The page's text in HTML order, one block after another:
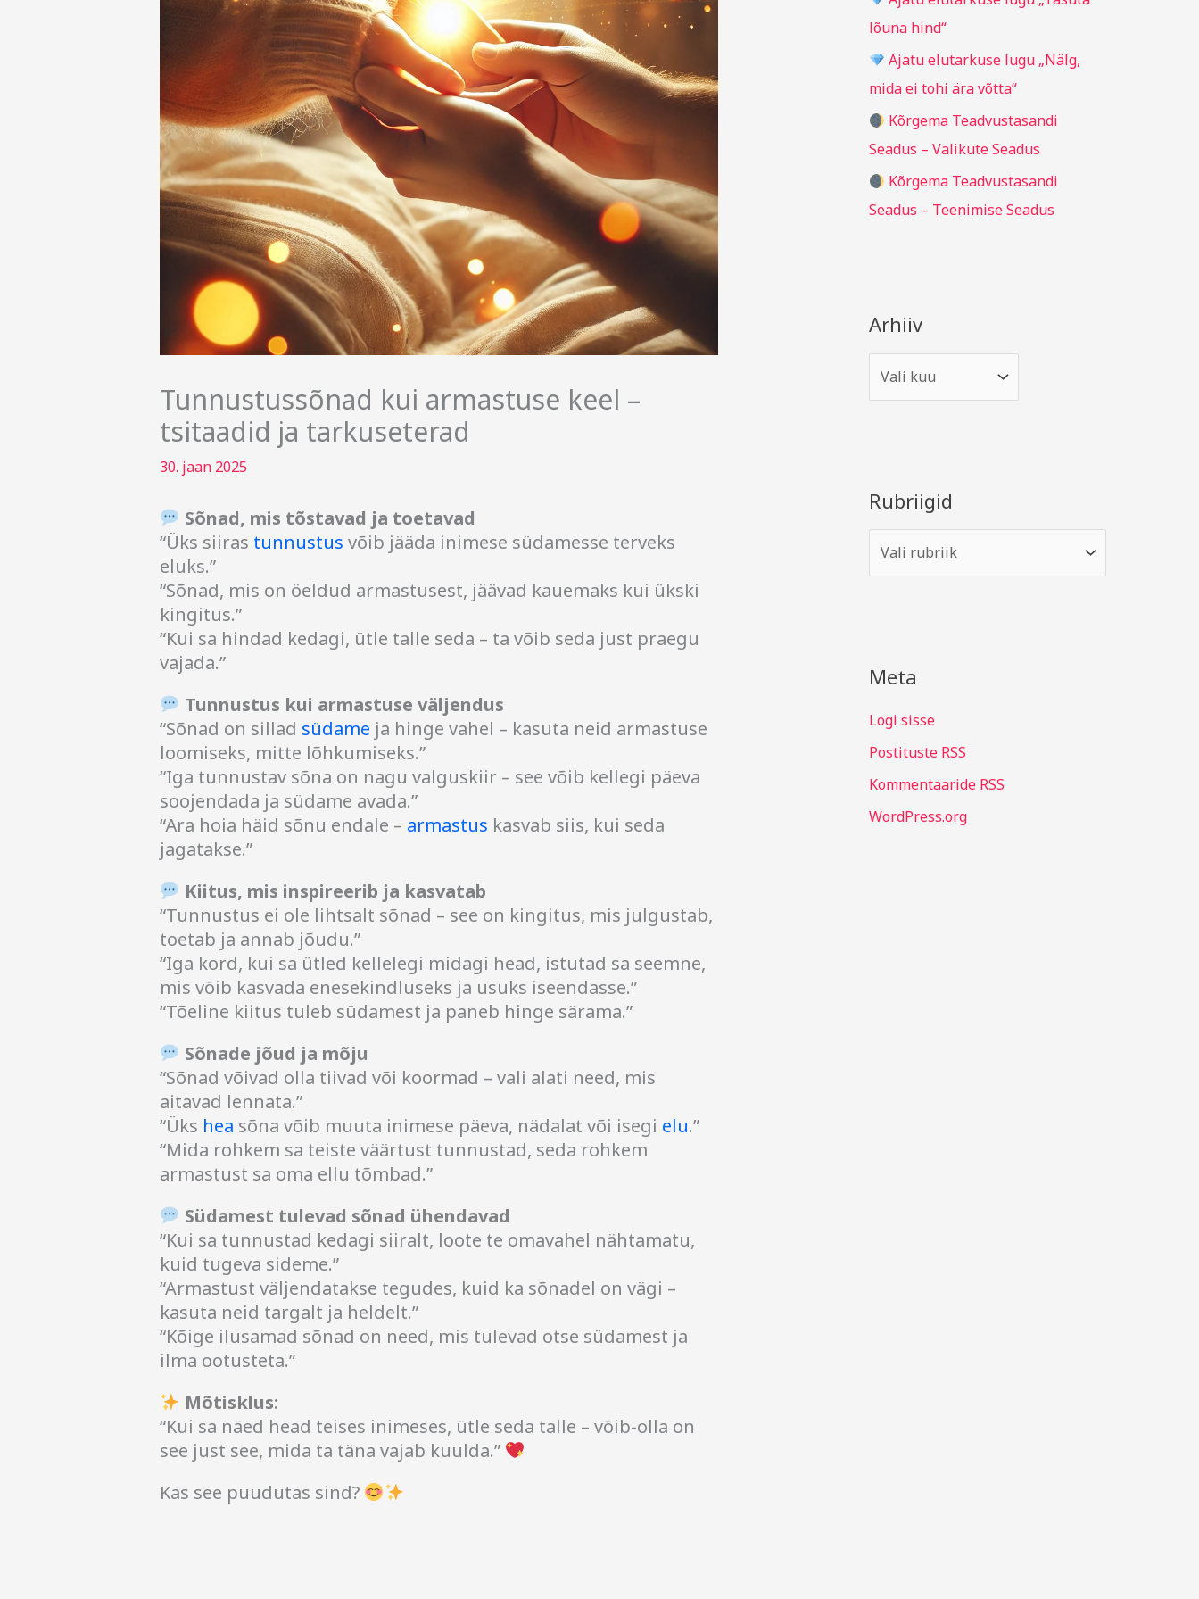
Tunnustussõnad kui armastuse keel –
tsitaadid ja tarkuseterad
30. jaan 2025
Sõnad, mis tõstavad ja toetavad
“Üks siiras tunnustus võib jääda inimese südamesse terveks
eluks.”
“Sõnad, mis on öeldud armastusest, jäävad kauemaks kui ükski
kingitus.”
“Kui sa hindad kedagi, ütle talle seda – ta võib seda just praegu
vajada.”
Tunnustus kui armastuse väljendus
“Sõnad on sillad südame ja hinge vahel – kasuta neid armastuse
loomiseks, mitte lõhkumiseks.”
“Iga tunnustav sõna on nagu valguskiir – see võib kellegi päeva
soojendada ja südame avada.”
“Ära hoia häid sõnu endale – armastus kasvab siis, kui seda
jagatakse.”
Kiitus, mis inspireerib ja kasvatab
“Tunnustus ei ole lihtsalt sõnad – see on kingitus, mis julgustab,
toetab ja annab jõudu.”
“Iga kord, kui sa ütled kellelegi midagi head, istutad sa seemne,
mis võib kasvada enesekindluseks ja usuks iseendasse.”
“Tõeline kiitus tuleb südamest ja paneb hinge särama.”
Sõnade jõud ja mõju
“Sõnad võivad olla tiivad või koormad – vali alati need, mis
aitavad lennata.”
“Üks hea sõna võib muuta inimese päeva, nädalat või isegi elu.”
“Mida rohkem sa teiste väärtust tunnustad, seda rohkem
armastust sa oma ellu tõmbad.”
Südamest tulevad sõnad ühendavad
“Kui sa tunnustad kedagi siiralt, loote te omavahel nähtamatu,
kuid tugeva sideme.”
“Armastust väljendatakse tegudes, kuid ka sõnadel on vägi –
kasuta neid targalt ja heldelt.”
“Kõige ilusamad sõnad on need, mis tulevad otse südamest ja
ilma ootusteta.”
Mõtisklus:
“Kui sa näed head teises inimeses, ütle seda talle – võib-olla on
see just see, mida ta täna vajab kuulda.”
Kas see puudutas sind?
:lõuna hind“
Ajatu elutarkuse lugu „Nälg,
mida ei tohi ära võtta“
Kõrgema Teadvustasandi
Seadus – Valikute Seadus
Kõrgema Teadvustasandi
Seadus – Teenimise Seadus
Arhiiv
Rubriigid
Meta
Logi sisse
Postituste RSS
Kommentaaride RSS
WordPress.org